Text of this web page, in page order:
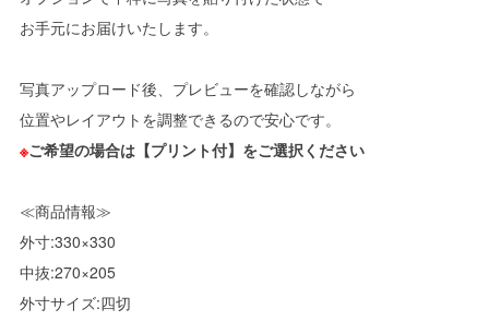
お手元にお届けいたします。
写真アップロード後、プレビューを確認しながら
位置やレイアウトを調整できるので安心です。
※ご希望の場合は【プリント付】をご選択ください
≪商品情報≫
外寸:330×330
中抜:270×205
外寸サイズ:四切